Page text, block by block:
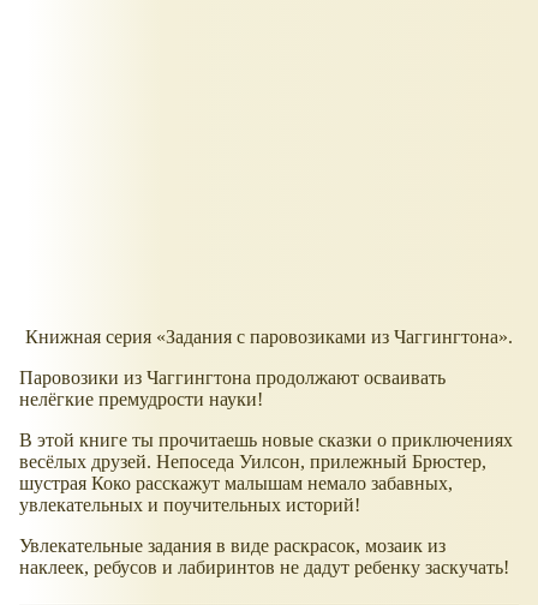
Книжная серия «Задания с паровозиками из Чаггингтона».
Паровозики из Чаггингтона продолжают осваивать
нелёгкие премудрости науки!
В этой книге ты прочитаешь новые сказки о приключениях
весёлых друзей. Непоседа Уилсон, прилежный Брюстер,
шустрая Коко расскажут малышам немало забавных,
увлекательных и поучительных историй!
Увлекательные задания в виде раскрасок, мозаик из
наклеек, ребусов и лабиринтов не дадут ребенку заскучать!